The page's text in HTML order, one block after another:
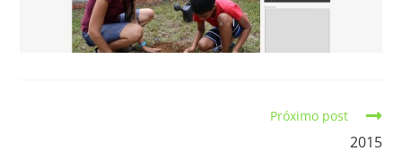
Próximo post
2015